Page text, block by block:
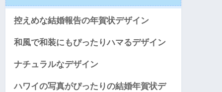
控えめな結婚報告の年賀状デザイン
和風で和装にもぴったりハマるデザイン
ナチュラルなデザイン
ハワイの写真がぴったりの結婚年賀状デ